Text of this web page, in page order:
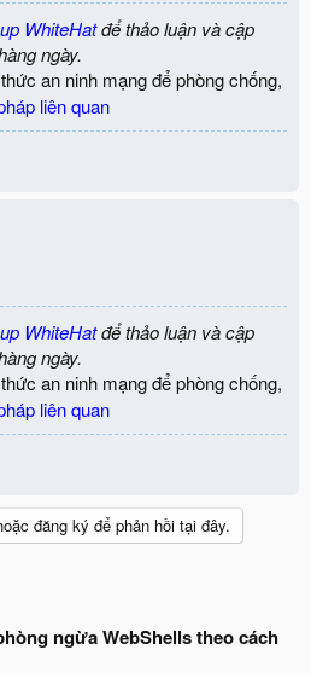
WhiteHatđể thảo luận và cập
ngày.
an ninh mạng để phòng chống,
liên quan
WhiteHatđể thảo luận và cập
ngày.
an ninh mạng để phòng chống,
liên quan
đăng ký để phản hồi tại đây.
ngừa WebShells theo cách